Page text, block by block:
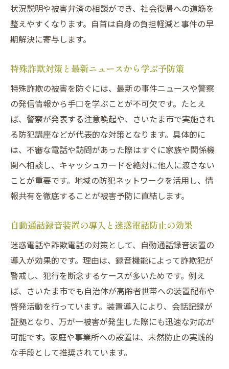
状況説明や被害弁済の相談ができ、社会復帰への道筋を
整えやすくなります。自首は自身の負担軽減と事件の早
期解決に寄与します。
特殊詐欺対策と最新ニュースから学ぶ予防策
特殊詐欺の被害を防ぐには、最新の事件ニュースや警察
の発信情報から手口を学ぶことが不可欠です。たとえ
ば、警察が発表する注意喚起や、さいたま市で実施され
る防犯講座などが代表的な対策となります。具体的に
は、不審な電話や訪問があった際はすぐに家族や関係機
関へ相談し、キャッシュカードを絶対に他人に渡さない
ことが重要です。地域の防犯ネットワークを活用し、情
報共有を徹底することが被害予防に直結します。
自動通話録音装置の導入と迷惑電話防止の効果
迷惑電話や詐欺電話の対策として、自動通話録音装置の
導入が効果的です。理由は、録音機能によって詐欺犯が
警戒し、犯行を断念するケースが多いためです。例え
ば、さいたま市でも自治体が高齢者世帯への装置配布や
啓発活動を行っています。装置導入により、会話記録が
証拠となり、万が一被害が発生した際にも迅速な対応が
可能です。家庭や事業所への設置は、未然防止の実践的
な手段として推奨されています。